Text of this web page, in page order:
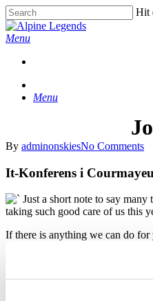
Skip
to
main
Hit
Close
Search
Menu
Menu
By adminonskiesNo Comments
It-Konferens i
Just a short note to say
taking such good care of us this
If there is anything we can do for
Please don’t forget to get Johan
Ballad collection, as Jannecke,
would be great to start the day